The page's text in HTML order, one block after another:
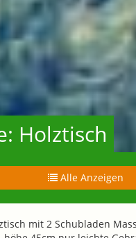
Holztisch
Alle Anzeigen
mit 2 Schubladen